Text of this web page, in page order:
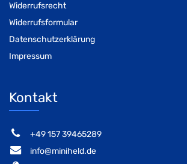
Widerrufsrecht
Widerrufsformular
Datenschutzerklärung
Impressum
Kontakt
‭+49 157 39465289‬
info@miniheld.de